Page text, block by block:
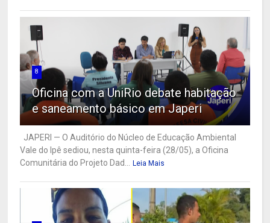
8
Oficina com a UniRio debate habitação
e saneamento básico em Japeri
JAPERI — O Auditório do Núcleo de Educação Ambiental
Vale do Ipê sediou, nesta quinta-feira (28/05), a Oficina
Comunitária do Projeto Dad...
Leia Mais